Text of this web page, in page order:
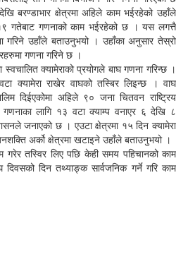
बरण्डाभार क्षेत्रमा अहिले काम भईरहेको उहाँले
१९ गतेबाट गणनाको काम भईरहेको छ । यस लगत्तै
गरिने उहाँले बताउनुभयो । उहाँका अनुसार तेस्रो
गणना गरिने छ ।
स्वचालित क्यामेराको प्रयोगले बाघ गणना गरिन्छ ।
क्यामेरा राखेर वाघको तस्बिर लिइन्छ । वाघ
दिईएकोमा अहिले ९० जना चितवन राष्ट्रिय
लागि १३ वटा क्याम्प वनाएर ६ देखि ८
जनाएको छ । एउटा क्षेत्रमा १५ दिन क्यामेरा
अर्को क्षेत्रमा खटाइने उहाँले बताउनुभयो ।
गरेर तस्विर लिए पछि केही समय पहिचानको काम
दिन तथ्याङ्क सार्वजनिक गर्ने गरि काम